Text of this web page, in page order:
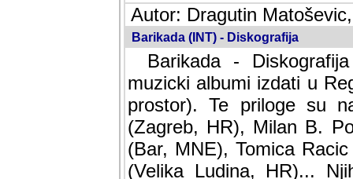
Autor: Dragutin
Barikada (INT) - Diskografija
Barikada -
muzicki albumi izdati u
prostor). Te priloge su
(Zagreb, HR), Milan B.
(Bar, MNE), Tomica
(Velika Ludina, HR)...